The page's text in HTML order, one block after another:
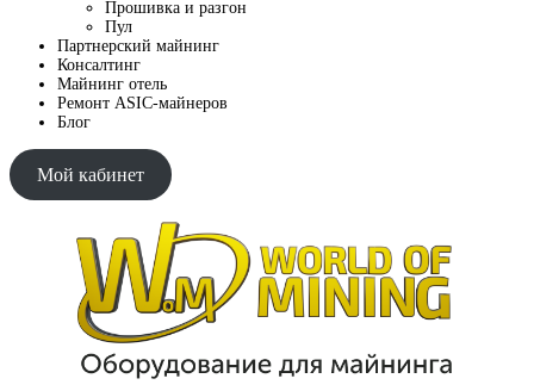
Прошивка и разгон
Пул
Партнерский майнинг
Консалтинг
Майнинг отель
Ремонт ASIC-майнеров
Блог
Мой кабинет